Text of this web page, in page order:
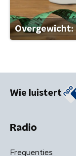
Wie luistert
Radio
Frequenties